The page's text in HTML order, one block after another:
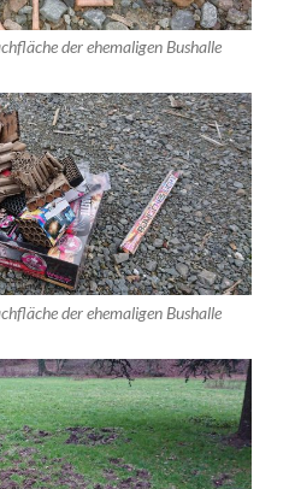
der ehemaligen Bushalle
der ehemaligen Bushalle